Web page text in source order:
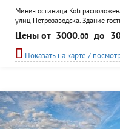
Мини-гостиница Koti
улиц Петрозаводска. Здание
четырьмя комфортабельными
Цены от 3000.00 до
Показать на карте /